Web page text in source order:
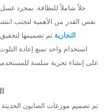
حلاً شاملاً للنظافة. بمجرد
نفس القدر من الأهمية لتجنب
التجارية تم تصميمها
استخدام واحد تمنع إعادة
على إنشاء تجربة سلسة للمستخدمين ويضمنان مستوى أعلى من النظافة.
تم تصميم موزعات الصابون